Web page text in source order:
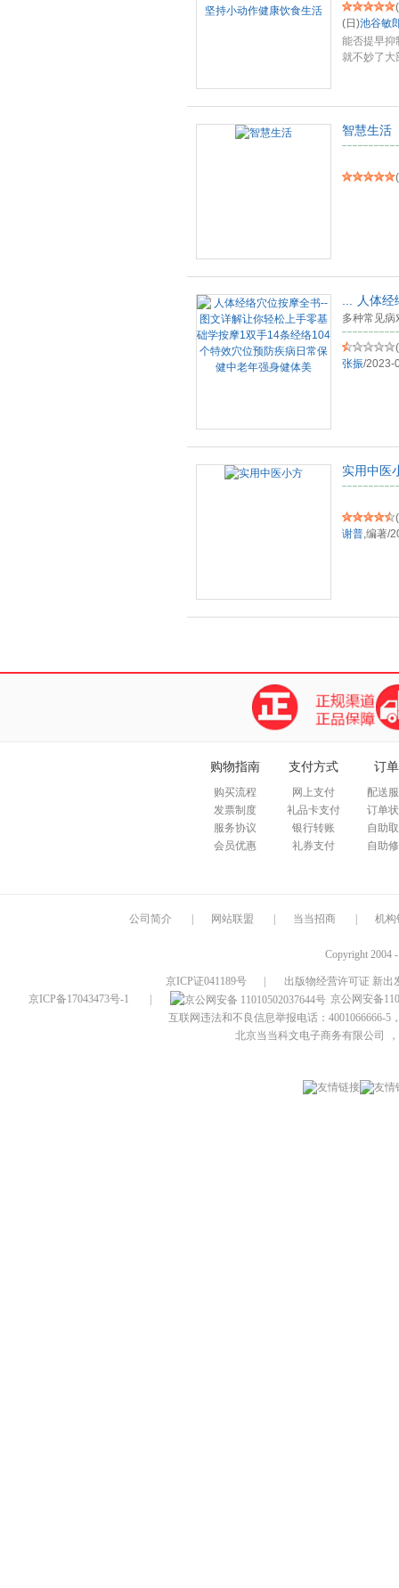
(
(日)池谷敏
能否提早抑
就不妙了大
智慧生活
(
人体
多种常见
(
张振/2023-
实用中医
(
谢普,编著/
购物指南
购买流程
发票制度
服务协议
会员优惠
支付方式
网上支付
礼品卡支付
银行转账
礼券支付
订
配送
订单
自助
自助
公司简介 网站联盟 当当招商 机构
Copyright 2004
京ICP证041189号
出版物经营许可证 新出
京ICP备17043473号-1
京公网安备
互联网违法和不良信息举报电话：4001066666-5
北京当当科文电子商务有限公司